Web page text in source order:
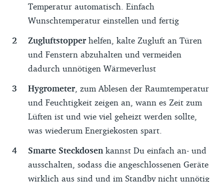
Temperatur automatisch. Einfach
Wunschtemperatur einstellen und fertig
Zugluftstopper helfen, kalte Zugluft an Türen
und Fenstern abzuhalten und vermeiden
dadurch unnötigen Wärmeverlust
Hygrometer , zum Ablesen der Raumtemperatur
und Feuchtigkeit zeigen an, wann es Zeit zum
Lüften ist und wie viel geheizt werden sollte,
was wiederum Energiekosten spart.
Smarte Steckdosen kannst Du einfach an- und
ausschalten, sodass die angeschlossenen Geräte
wirklich aus sind und im Standby nicht unnötig